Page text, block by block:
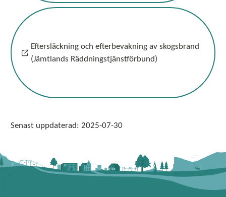
Eftersläckning och efterbevakning av skogsbrand
(Jämtlands Räddningstjänstförbund)
Senast uppdaterad: 2025-07-30